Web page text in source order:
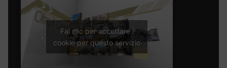
Fai clic per accettare i
cookie per questo servizio